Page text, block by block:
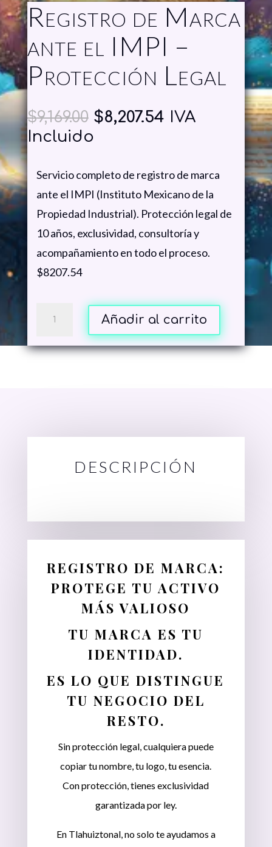
Registro de Marca
ante el IMPI –
Protección Legal
$9,169.00 Original
price
$9,169.00.
$8,207.54Current
$8,207.54.
IVA
Incluido
Servicio completo de registro de marca
ante el IMPI (Instituto Mexicano de la
Propiedad Industrial). Protección legal de
10 años, exclusividad, consultoría y
acompañamiento en todo el proceso.
$8207.54
Marca
Añadir al carrito
DESCRIPCIÓN
REGISTRO DE MARCA:
PROTEGE TU ACTIVO
MÁS VALIOSO
TU MARCA ES TU
IDENTIDAD.
ES LO QUE DISTINGUE
TU NEGOCIO DEL
RESTO.
Sin protección legal, cualquiera puede
copiar tu nombre, tu logo, tu esencia.
Con protección, tienes exclusividad
garantizada por ley.
En Tlahuiztonal, no solo te ayudamos a